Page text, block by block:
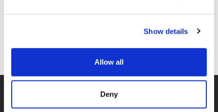
Show details
Allow all
Deny